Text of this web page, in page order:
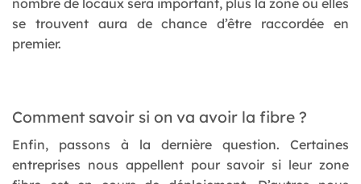
se trouvent aura de chance d’être raccordée en
premier.
Comment savoir si on va avoir la fibre ?
Enfin, passons à la dernière question. Certaines
entreprises nous appellent pour savoir si leur zone